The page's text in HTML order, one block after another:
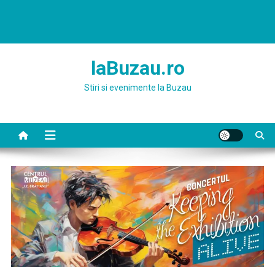
laBuzau.ro
Stiri si evenimente la Buzau